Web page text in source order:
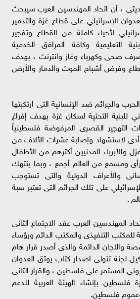
، أن اتحاد المهندسين العرب سيبحث
الإسرائيلي على قطاع غزة والتدمير
لأحياء كاملة من القطاع وتفجير
التعليمية وكافة المرافق الخدمية
صحى وكهرباء وغاز وانترنت ، بهدف
وفرض أشباح الموت والدمار والأرض
والجرائم ضد الإنسانية التى ارتكبتها
للبنية التحتية لسكان غزة بهدف إفراغ
التهجير القصرى المرفوضة فلسطينياً
لاستشهاد وإصابة عشرات الألاف من
والأبرياء المدنيين أكثرهم من الأطفال
ومسمع من العالم أجمع ، وبما ينتهك
والأعراف الدولية والتى تستوجب
على تلك الجرائم التى تعتبر سبة
.
المهندسين العرب عقد الاجتماع الثانى
للمكتب التنفيذى والمكتب الدائم ورؤساء
واللجان الدائمة والذى أصدر قرار هام
لجنة تتولى اصدار كتاب يوثق العدوان
المستمر على فلسطين ، والقرار الثانى
بإنشاء الهيئة العربية للدعم
وعموم فلسطين.